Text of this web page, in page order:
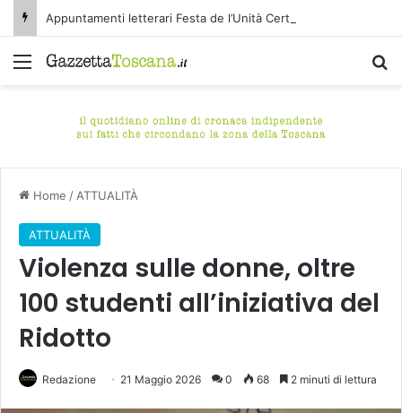
Appuntamenti letterari Festa de l’Unità Certaldo
Menu
Home / ATTUALITÀ
ATTUALITÀ
Violenza sulle donne, oltre
100 studenti all’iniziativa del
Ridotto
Redazione 21 Maggio 2026 0 68 2 minuti di lettura